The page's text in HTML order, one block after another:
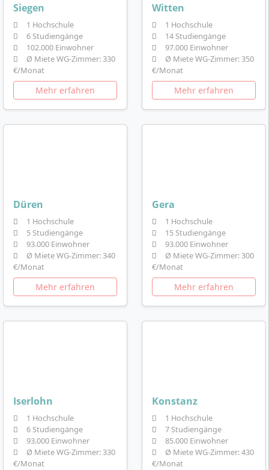
Siegen
1 Hochschule
6 Studiengänge
102.000 Einwohner
Ø Miete WG-Zimmer: 330
€/Monat
Mehr erfahren
Witten
1 Hochschule
14 Studiengänge
97.000 Einwohner
Ø Miete WG-Zimmer: 350
€/Monat
Mehr erfahren
Düren
1 Hochschule
5 Studiengänge
93.000 Einwohner
Ø Miete WG-Zimmer: 340
€/Monat
Mehr erfahren
Gera
1 Hochschule
15 Studiengänge
93.000 Einwohner
Ø Miete WG-Zimmer: 300
€/Monat
Mehr erfahren
Iserlohn
1 Hochschule
6 Studiengänge
93.000 Einwohner
Ø Miete WG-Zimmer: 330
€/Monat
Konstanz
1 Hochschule
7 Studiengänge
85.000 Einwohner
Ø Miete WG-Zimmer: 430
€/Monat